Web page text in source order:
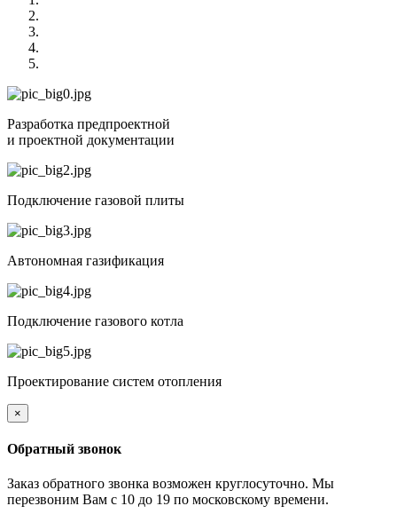
Разработка предпроектной
и проектной документации
Подключение газовой плиты
Автономная газификация
Подключение газового котла
Проектирование систем отопления
×
Обратный звонок
Заказ обратного звонка возможен круглосуточно. Мы
перезвоним Вам с 10 до 19 по московскому времени.